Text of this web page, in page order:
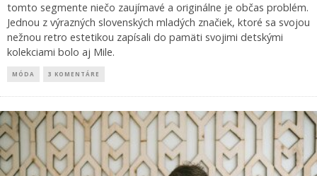
tomto segmente niečo zaujímavé a originálne je občas problém.
Jednou z výrazných slovenských mladých značiek, ktoré sa svojou
nežnou retro estetikou zapísali do pamäti svojimi detskými
kolekciami bolo aj Mile.
MÓDA 3 KOMENTÁRE